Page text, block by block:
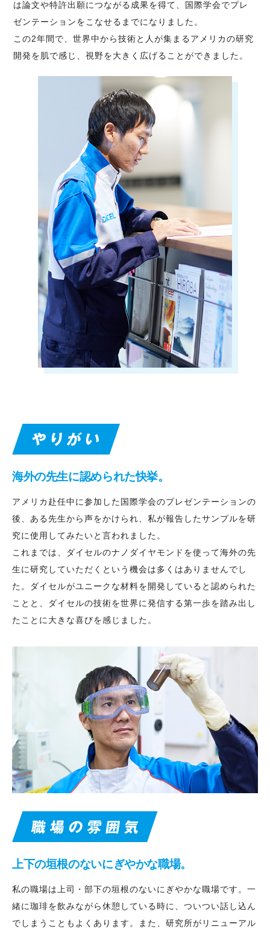
は論文や特許出願につながる成果を得て、国際学会でプレ
ゼンテーションをこなせるまでになりました。
この2年間で、世界中から技術と人が集まるアメリカの研究
開発を肌で感じ、視野を大きく広げることができました。
海外の先生に認められた快挙。
アメリカ赴任中に参加した国際学会のプレゼンテーションの
後、ある先生から声をかけられ、私が報告したサンプルを研
究に使用してみたいと言われました。
これまでは、ダイセルのナノダイヤモンドを使って海外の先
生に研究していただくという機会は多くはありませんでし
た。ダイセルがユニークな材料を開発していると認められた
ことと、ダイセルの技術を世界に発信する第一歩を踏み出し
たことに大きな喜びを感じました。
上下の垣根のないにぎやかな職場。
私の職場は上司・部下の垣根のないにぎやかな職場です。一
緒に珈琲を飲みながら休憩している時に、ついつい話し込ん
でしまうこともよくあります。また、研究所がリニューアル